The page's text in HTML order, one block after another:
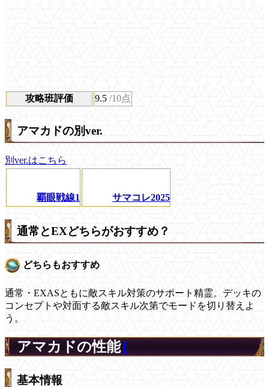
攻略班評価 9.5 /10点
アマカドの別ver.
別ver.はこちら
覇眼戦線1 サマコレ2025
通常とEXどちらがおすすめ？
どちらもおすすめ
通常・EXASともに敵スキル対策のサポート精霊。デッキの
コンセプトや対面する敵スキル次第でモードを切り替えよ
う。
アマカドの性能1
基本情報